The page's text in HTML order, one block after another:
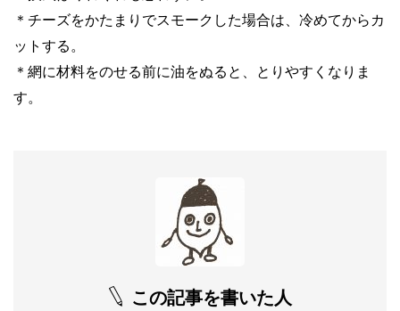
＊チーズをかたまりでスモークした場合は、冷めてからカ
ットする。
＊網に材料をのせる前に油をぬると、とりやすくなりま
す。
この記事を書いた人